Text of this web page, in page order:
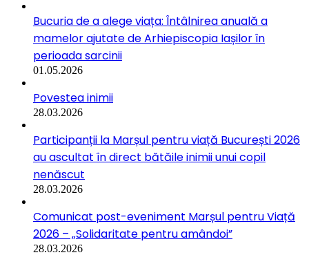
Bucuria de a alege viața: Întâlnirea anuală a
mamelor ajutate de Arhiepiscopia Iașilor în
perioada sarcinii
01.05.2026
Povestea inimii
28.03.2026
Participanții la Marșul pentru viață București 2026
au ascultat în direct bătăile inimii unui copil
nenăscut
28.03.2026
Comunicat post-eveniment Marșul pentru Viață
2026 – „Solidaritate pentru amândoi”
28.03.2026